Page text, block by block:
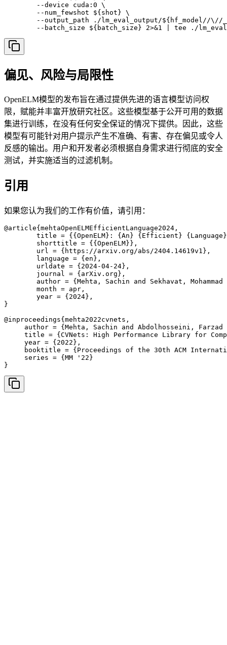
        --device cuda:0 \
        --num_fewshot ${shot} \
--output_path ./lm_eval_output/${hf_model//\//
偏见、风险与局限性
OpenELM模型的发布旨在通过提供先进的语言模型访问权
限，赋能并丰富开放研究社区。这些模型基于公开可用的数据
集进行训练，在没有任何安全保证的情况下提供。因此，这些
模型有可能针对用户提示产生不准确、有害、存在偏见或令人
反感的输出。用户和开发者必须根据自身需求进行彻底的安全
测试，并实施适当的过滤机制。
引用
如果您认为我们的工作有价值，请引用：
@article{mehtaOpenELMEfficientLanguage2024,
}
@inproceedings{mehta2022cvnets,
author = {Mehta, Sachin and Abdolhosseini,
title = {CVNets: High Performance Library for
     year = {2022},
booktitle = {Proceedings of the 30th ACM
     series = {MM '22}
}